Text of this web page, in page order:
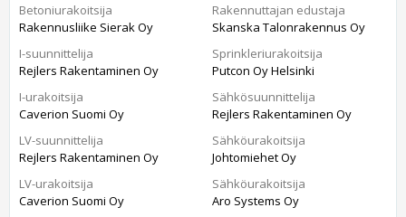
Betoniurakoitsija
Rakennusliike Sierak Oy
I-suunnittelija
Rejlers Rakentaminen Oy
I-urakoitsija
Caverion Suomi Oy
LV-suunnittelija
Rejlers Rakentaminen Oy
LV-urakoitsija
Caverion Suomi Oy
Rakennuttajan edustaja
Skanska Talonrakennus Oy
Sprinkleriurakoitsija
Putcon Oy Helsinki
Sähkösuunnittelija
Rejlers Rakentaminen Oy
Sähköurakoitsija
Johtomiehet Oy
Sähköurakoitsija
Aro Systems Oy